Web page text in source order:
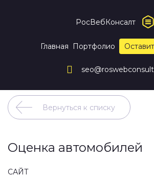
РосВебКонсалт
Главная Портфолио
Вернуться к списку
Оценка автомобилей
САЙТ